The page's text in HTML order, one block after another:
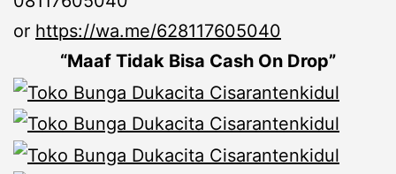
or https://wa.me/628117605040
“Maaf Tidak Bisa Cash On Drop”